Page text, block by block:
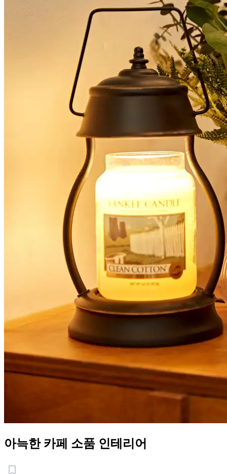
아늑한 카페 소품 인테리어